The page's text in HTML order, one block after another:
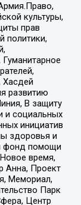
культуры,
прав
политики,
Хасдей
развитию
В защиту
и социальных
инициатив
здоровья и
фонд помощи
время,
Анна, Проект
Мемориал,
Парк
Центр